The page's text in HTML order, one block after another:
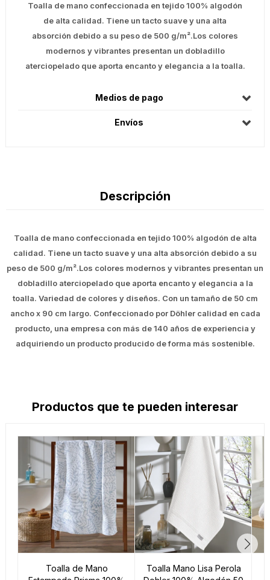
Toalla de mano confeccionada en tejido 100% algodón
de alta calidad. Tiene un tacto suave y una alta
absorción debido a su peso de 500 g/m².Los colores
modernos y vibrantes presentan un dobladillo
aterciopelado que aporta encanto y elegancia a la toalla.
Medios de pago
Envíos
Descripción
Toalla de mano confeccionada en tejido 100% algodón de alta
calidad. Tiene un tacto suave y una alta absorción debido a su
peso de 500 g/m².Los colores modernos y vibrantes presentan un
dobladillo aterciopelado que aporta encanto y elegancia a la
toalla. Variedad de colores y diseños. Con un tamaño de 50 cm
ancho x 90 cm largo. Confeccionado por Döhler calidad en cada
producto, una empresa con más de 140 años de experiencia y
adquiriendo un producto producido de forma más sostenible.
Productos que te pueden interesar
Toalla de Mano
Toalla Mano Lisa Perola